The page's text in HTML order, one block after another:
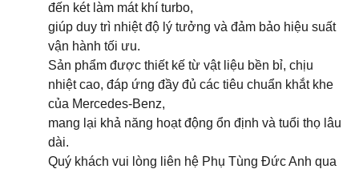
đến két làm mát khí turbo,
giúp duy trì nhiệt độ lý tưởng và đảm bảo hiệu suất
vận hành tối ưu.
Sản phẩm được thiết kế từ vật liệu bền bỉ, chịu
nhiệt cao, đáp ứng đầy đủ các tiêu chuẩn khắt khe
của Mercedes-Benz,
mang lại khả năng hoạt động ổn định và tuổi thọ lâu
dài.
Quý khách vui lòng liên hệ Phụ Tùng Đức Anh qua